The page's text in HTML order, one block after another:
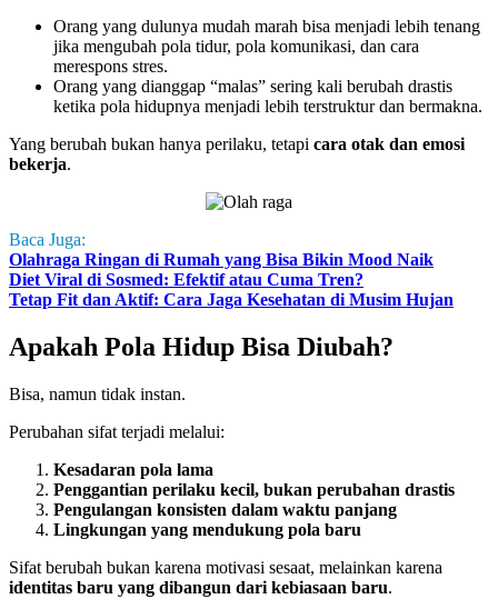
Orang yang dulunya mudah marah bisa menjadi lebih tenang
jika mengubah pola tidur, pola komunikasi, dan cara
merespons stres.
Orang yang dianggap “malas” sering kali berubah drastis
ketika pola hidupnya menjadi lebih terstruktur dan bermakna.
Yang berubah bukan hanya perilaku, tetapi cara otak dan emosi
bekerja.
Baca Juga:
Olahraga Ringan di Rumah yang Bisa Bikin Mood Naik
Diet Viral di Sosmed: Efektif atau Cuma Tren?
Tetap Fit dan Aktif: Cara Jaga Kesehatan di Musim Hujan
Apakah Pola Hidup Bisa Diubah?
Bisa, namun tidak instan.
Perubahan sifat terjadi melalui:
Kesadaran pola lama
Penggantian perilaku kecil, bukan perubahan drastis
Pengulangan konsisten dalam waktu panjang
Lingkungan yang mendukung pola baru
Sifat berubah bukan karena motivasi sesaat, melainkan karena
identitas baru yang dibangun dari kebiasaan baru.